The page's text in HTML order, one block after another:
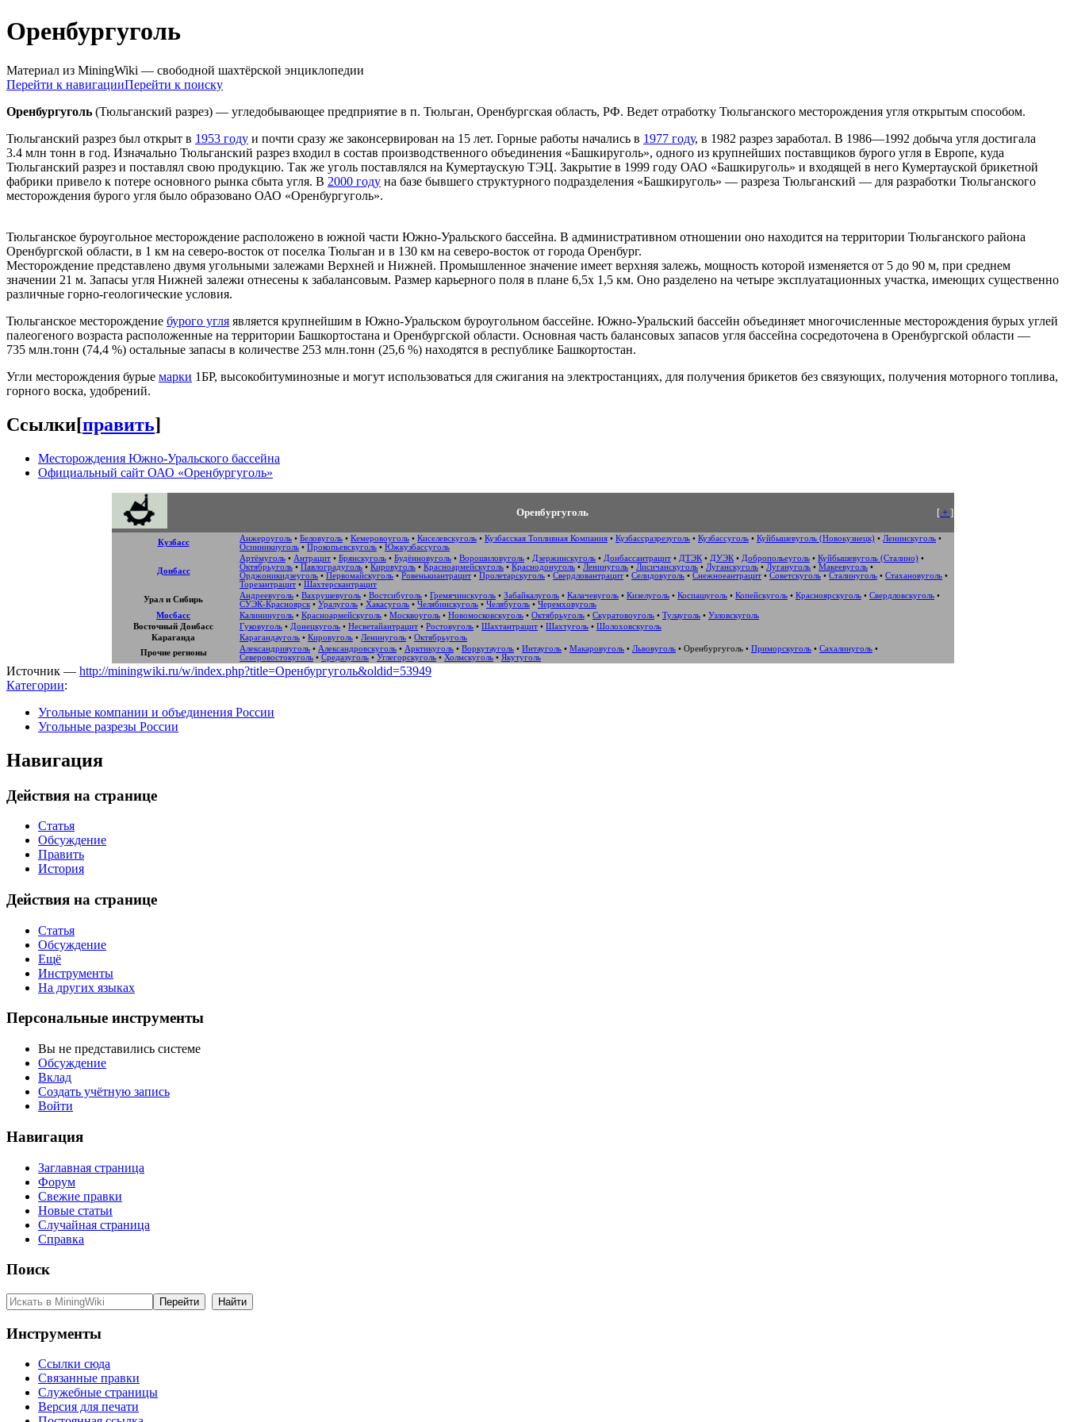
Оренбургуголь
Материал из MiningWiki — свободной шахтёрской энциклопедии
Перейти к навигацииПерейти к поиску
Оренбургуголь (Тюльганский разрез) — угледобывающее предприятие в п. Тюльган, Оренбургская область, РФ. Ведет отработку Тюльганского месторождения угля открытым способом.
Тюльганский разрез был открыт в 1953 году и почти сразу же законсервирован на 15 лет. Горные работы начались в 1977 году, в 1982 разрез заработал. В 1986—1992 добыча угля достигала
3.4 млн тонн в год. Изначально Тюльганский разрез входил в состав производственного объединения «Башкируголь», одного из крупнейших поставщиков бурого угля в Европе, куда
Тюльганский разрез и поставлял свою продукцию. Так же уголь поставлялся на Кумертаускую ТЭЦ. Закрытие в 1999 году ОАО «Башкируголь» и входящей в него Кумертауской брикетной
фабрики привело к потере основного рынка сбыта угля. В 2000 году на базе бывшего структурного подразделения «Башкируголь» — разреза Тюльганский — для разработки Тюльганского
месторождения бурого угля было образовано ОАО «Оренбургуголь».
Тюльганское буроугольное месторождение расположено в южной части Южно-Уральского бассейна. В административном отношении оно находится на территории Тюльганского района
Оренбургской области, в 1 км на северо-восток от поселка Тюльган и в 130 км на северо-восток от города Оренбург.
Месторождение представлено двумя угольными залежами Верхней и Нижней. Промышленное значение имеет верхняя залежь, мощность которой изменяется от 5 до 90 м, при среднем
значении 21 м. Запасы угля Нижней залежи отнесены к забалансовым. Размер карьерного поля в плане 6,5х 1,5 км. Оно разделено на четыре эксплуатационных участка, имеющих существенно
различные горно-геологические условия.
Тюльганское месторождение бурого угля является крупнейшим в Южно-Уральском буроугольном бассейне. Южно-Уральский бассейн объединяет многочисленные месторождения бурых углей
палеогеного возраста расположенные на территории Башкортостана и Оренбургской области. Основная часть балансовых запасов угля бассейна сосредоточена в Оренбургской области —
735 млн.тонн (74,4 %) остальные запасы в количестве 253 млн.тонн (25,6 %) находятся в республике Башкортостан.
Угли месторождения бурые марки 1БР, высокобитуминозные и могут использоваться для сжигания на электростанциях, для получения брикетов без связующих, получения моторного топлива,
горного воска, удобрений.
Ссылки[править]
Месторождения Южно-Уральского бассейна
Официальный сайт ОАО «Оренбургуголь»
[ + ]
Оренбургуголь
Кузбасс Анжероуголь • Беловуголь • Кемеровоуголь • Киселевскуголь • Кузбасская Топливная Компания • Кузбассразрезуголь • Кузбассуголь • Куйбышевуголь (Новокузнецк) • Ленинскуголь •
Осинникиуголь • Прокопьевскуголь • Южкузбассуголь
Донбасс
Артёмуголь • Антрацит • Брянскуголь • Будённовуголь • Ворошиловуголь • Дзержинскуголь • Донбассантрацит • ДТЭК • ДУЭК • Добропольеуголь • Куйбышевуголь (Сталино) •
Октябрьуголь • Павлоградуголь • Кировуголь • Красноармейскуголь • Краснодонуголь • Ленинуголь • Лисичанскуголь • Луганскуголь • Лугануголь • Макеевуголь •
Орджоникидзеуголь • Первомайскуголь • Ровенькиантрацит • Пролетарскуголь • Свердловантрацит • Селидовуголь • Снежноеантрацит • Советскуголь • Сталинуголь • Стахановуголь •
Торезантрацит • Шахтерскантрацит
Урал и Сибирь
Андреевуголь • Вахрушевуголь • Востсибуголь • Гремячинскуголь • Забайкалуголь • Калачевуголь • Кизелуголь • Коспашуголь • Копейскуголь • Красноярскуголь • Свердловскуголь •
СУЭК-Красноярск • Уралуголь • Хакасуголь • Челябинскуголь • Челябуголь • Черемховуголь
Мосбасс
Калининуголь • Красноармейскуголь • Москвоуголь • Новомосковскуголь • Октябрьуголь • Скуратовоуголь • Тулауголь • Узловскуголь
Восточный Донбасс
Гуковуголь • Донецкуголь • Несветайантрацит • Ростовуголь • Шахтантрацит • Шахтуголь • Шолоховскуголь
Караганда
Карагандауголь • Кировуголь • Ленинуголь • Октябрьуголь
Прочие регионы
Александрияуголь • Александровскуголь • Арктикуголь • Воркутауголь • Интауголь • Макаровуголь • Львовуголь • Оренбургуголь • Приморскуголь • Сахалинуголь •
Северовостокуголь • Средазуголь • Углегорскуголь • Холмскуголь • Якутуголь
Источник — http://miningwiki.ru/w/index.php?title=Оренбургуголь&oldid=53949
Категории:
Угольные компании и объединения России
Угольные разрезы России
Навигация
Действия на странице
Статья
Обсуждение
Править
История
Действия на странице
Статья
Обсуждение
Ещё
Инструменты
На других языках
Персональные инструменты
Вы не представились системе
Обсуждение
Вклад
Создать учётную запись
Войти
Навигация
Заглавная страница
Форум
Свежие правки
Новые статьи
Случайная страница
Справка
Поиск
Инструменты
Ссылки сюда
Связанные правки
Служебные страницы
Версия для печати